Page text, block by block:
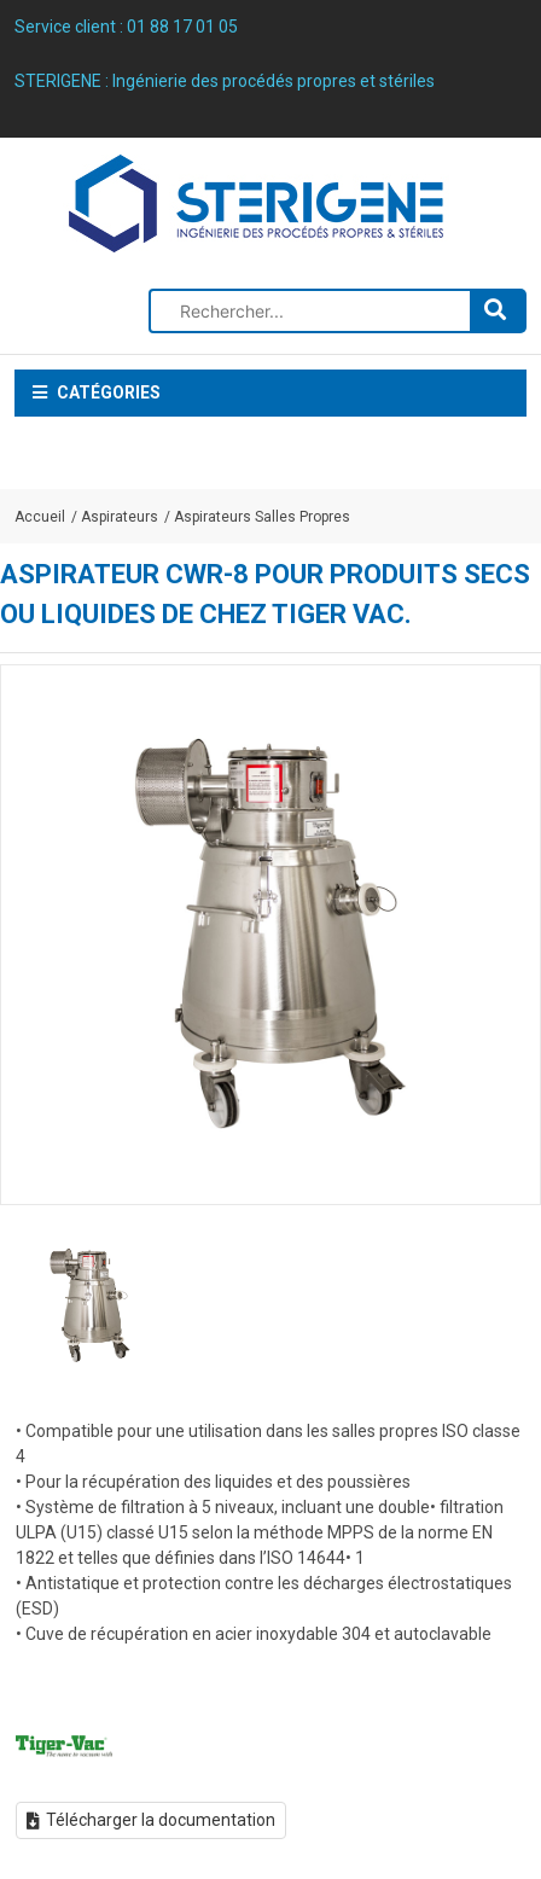
Service client : 01 88 17 01 05
STERIGENE : Ingénierie des procédés propres et stériles
CATÉGORIES
Accueil Aspirateurs Aspirateurs Salles Propres
ASPIRATEUR CWR-8 POUR PRODUITS SECS
OU LIQUIDES DE CHEZ TIGER VAC.
• Compatible pour une utilisation dans les salles propres ISO classe
4
• Pour la récupération des liquides et des poussières
• Système de filtration à 5 niveaux, incluant une double• filtration
ULPA (U15) classé U15 selon la méthode MPPS de la norme EN
1822 et telles que définies dans l’ISO 14644• 1
• Antistatique et protection contre les décharges électrostatiques
(ESD)
• Cuve de récupération en acier inoxydable 304 et autoclavable
Télécharger la documentation